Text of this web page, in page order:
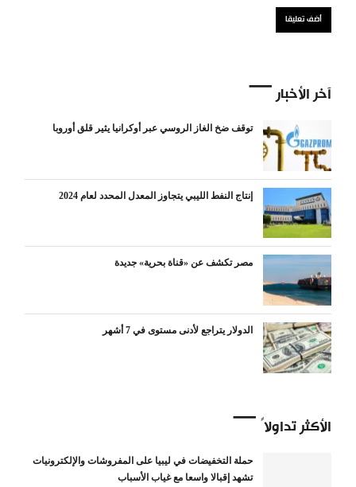
آخر الأخبار
توقف ضخ الغاز الروسي عبر أوكرانيا يثير قلق أوروبا
إنتاج النفط الليبي يتجاوز المعدل المحدد لعام 2024
مصر تكشف عن «قناة بحرية» جديدة
الدولار يتراجع لأدنى مستوى في 7 أشهر
الأكثر تداولاً
حملة التخفيضات في ليبيا على المفروشات والإلكترونيات
تشهد إقبالا واسعا مع غياب الأسباب